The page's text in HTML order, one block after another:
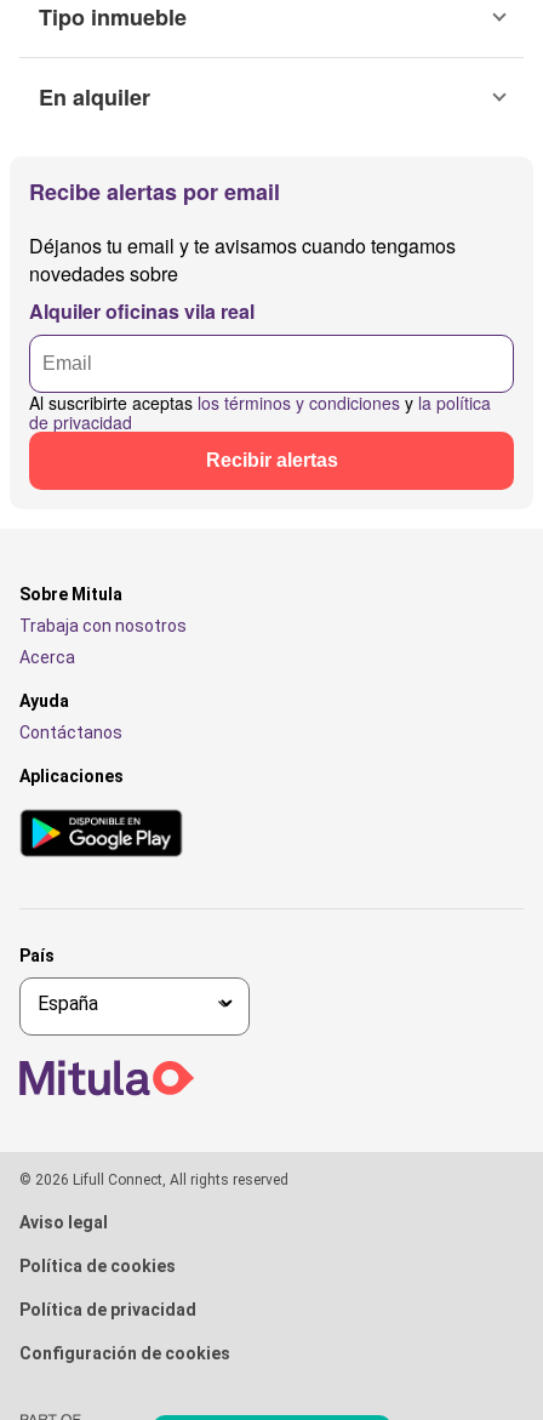
Tipo inmueble
En alquiler
Recibe alertas por email
Déjanos tu email y te avisamos cuando tengamos
novedades sobre
Alquiler oficinas vila real
Al suscribirte aceptas los términos y condiciones y la política
de privacidad
Recibir alertas
Sobre Mitula
Trabaja con nosotros
Acerca
Ayuda
Contáctanos
Aplicaciones
País
© 2026 Lifull Connect, All rights reserved
Aviso legal
Política de cookies
Política de privacidad
Configuración de cookies